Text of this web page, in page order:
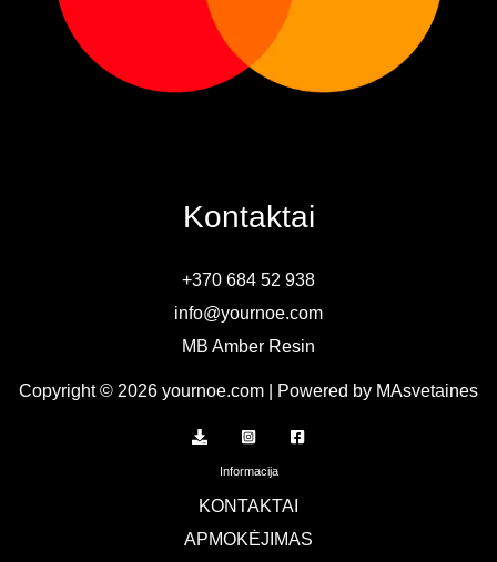
Kontaktai
+370 684 52 938
info@yournoe.com
MB Amber Resin
Copyright © 2026 yournoe.com | Powered by MAsvetaines
Informacija
KONTAKTAI
APMOKĖJIMAS